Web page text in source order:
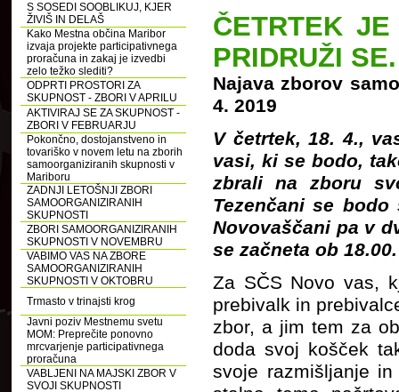
S SOSEDI SOOBLIKUJ, KJER
ŽIVIŠ IN DELAŠ
Kako Mestna občina Maribor
izvaja projekte participativnega
proračuna in zakaj je izvedbi
zelo težko slediti?
ODPRTI PROSTORI ZA
SKUPNOST - ZBORI V APRILU
AKTIVIRAJ SE ZA SKUPNOST -
ZBORI V FEBRUARJU
Pokončno, dostojanstveno in
tovariško v novem letu na zborih
samoorganiziranih skupnosti v
Mariboru
ZADNJI LETOŠNJI ZBORI
SAMOORGANIZIRANIH
SKUPNOSTI
ZBORI SAMOORGANIZIRANIH
SKUPNOSTI V NOVEMBRU
VABIMO VAS NA ZBORE
SAMOORGANIZIRANIH
SKUPNOSTI V OKTOBRU
Trmasto v trinajsti krog
Javni poziv Mestnemu svetu
MOM: Preprečite ponovno
mrcvarjenje participativnega
proračuna
VABLJENI NA MAJSKI ZBOR V
SVOJI SKUPNOSTI
ČETRTEK
PRIDRUŽI SE.
Najava zborov
4. 2019
V četrtek, 18. 4.,
vasi, ki se bodo,
zbrali na zboru
Tezenčani se
Novovaščani pa v
se začneta ob 18.00.
Za SČS Novo vas,
prebivalk in
zbor, a jim tem za
doda svoj košček
svoje razmišljanje